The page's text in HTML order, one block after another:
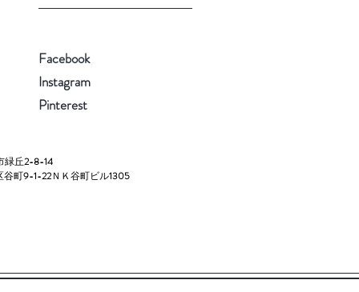
Facebook
Instagram
Pinterest
緑丘2-8-14
谷町9-1-22ＮＫ谷町ビル1305